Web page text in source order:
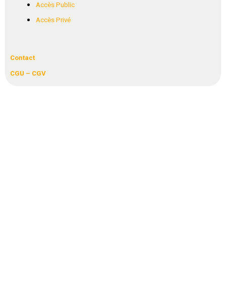
Accès Public
Accès Privé
Contact
CGU – CGV